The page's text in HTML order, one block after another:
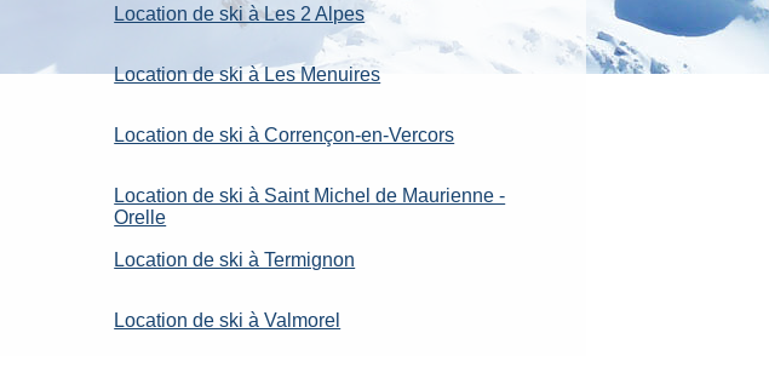
Location de ski à Les 2 Alpes
Location de ski à Les Menuires
Location de ski à Corrençon-en-Vercors
Location de ski à Saint Michel de Maurienne -
Orelle
Location de ski à Termignon
Location de ski à Valmorel